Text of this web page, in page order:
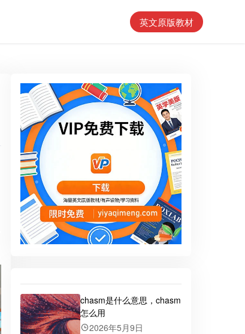
英文原版教材
chasm是什么意思，chasm
怎么用
2026年5月9日